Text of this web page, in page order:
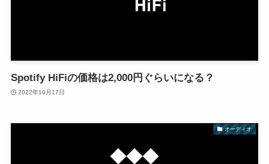
Spotify HiFiの価格は2,000円ぐらいになる？
2022年10月17日
オーディオ